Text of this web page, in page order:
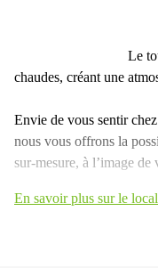
Le tout dans
chaudes, créant une
Envie de vous sentir
nous vous offrons la
sur-mesure, à l’image de
En savoir plus sur le local